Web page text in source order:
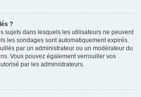
?
sujets dans lesquels les utilisateurs ne peuvent
les sondages sont automatiquement expirés.
par un administrateur ou un modérateur du
Vous pouvez également verrouiller vos
par les administrateurs.